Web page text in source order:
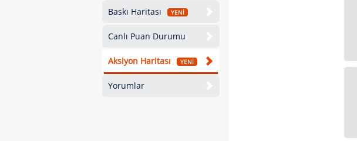
Baskı Haritası YENİ
Canlı Puan Durumu
Aksiyon Haritası YENİ
Yorumlar